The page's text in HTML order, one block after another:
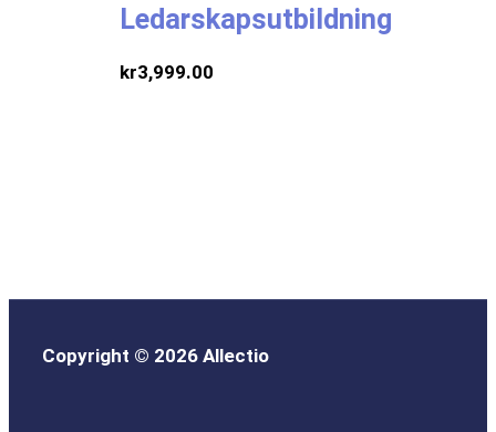
Ledarskapsutbildning
kr3,999.00
Copyright © 2026 Allectio